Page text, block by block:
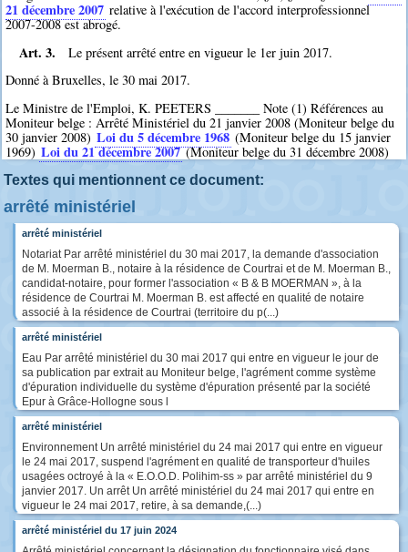
21 décembre 2007 relative à l'exécution de l'accord interprofessionnel
2007-2008 est abrogé.
Art. 3.
Le présent arrêté entre en vigueur le 1er juin 2017.
Donné à Bruxelles, le 30 mai 2017.
Le Ministre de l'Emploi, K. PEETERS _______ Note (1) Références au
Moniteur belge : Arrêté Ministériel du 21 janvier 2008 (Moniteur belge du
30 janvier 2008) Loi du 5 décembre 1968 (Moniteur belge du 15 janvier
1969) Loi du 21 décembre 2007(Moniteur belge du 31 décembre 2008)
Textes qui mentionnent ce document:
arrêté ministériel
arrêté ministériel
Notariat Par arrêté ministériel du 30 mai 2017, la demande d'association
de M. Moerman B., notaire à la résidence de Courtrai et de M. Moerman B.,
candidat-notaire, pour former l'association « B & B MOERMAN », à la
résidence de Courtrai M. Moerman B. est affecté en qualité de notaire
associé à la résidence de Courtrai (territoire du p(...)
arrêté ministériel
Eau Par arrêté ministériel du 30 mai 2017 qui entre en vigueur le jour de
sa publication par extrait au Moniteur belge, l'agrément comme système
d'épuration individuelle du système d'épuration présenté par la société
Epur à Grâce-Hollogne sous l
arrêté ministériel
Environnement Un arrêté ministériel du 24 mai 2017 qui entre en vigueur
le 24 mai 2017, suspend l'agrément en qualité de transporteur d'huiles
usagées octroyé à la « E.O.O.D. Polihim-ss » par arrêté ministériel du 9
janvier 2017. Un arrêt Un arrêté ministériel du 24 mai 2017 qui entre en
vigueur le 24 mai 2017, retire, à sa demande,(...)
arrêté ministériel du 17 juin 2024